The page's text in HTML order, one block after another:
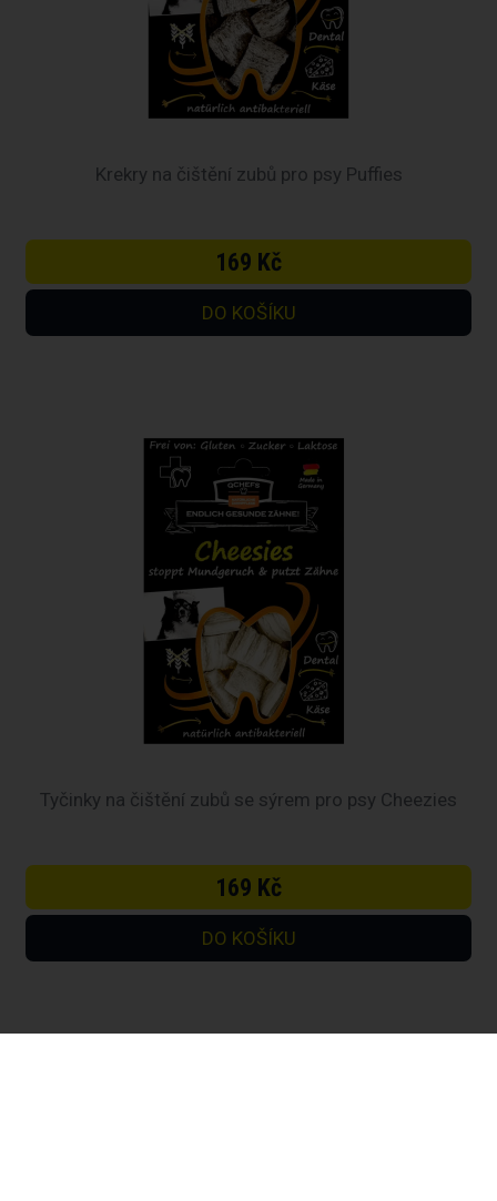
Krekry na čištění zubů pro psy Puffies
169 Kč
Tyčinky na čištění zubů se sýrem pro psy Cheezies
169 Kč